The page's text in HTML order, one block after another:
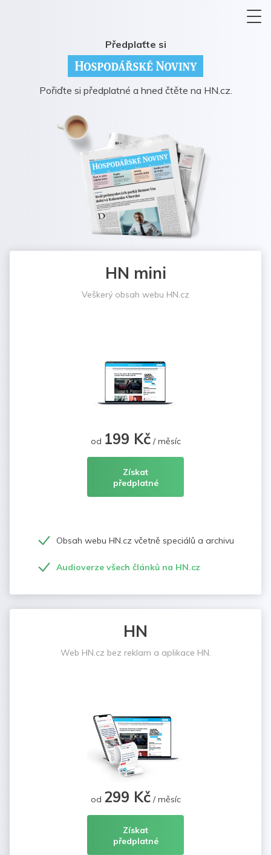
Předplaťte si
Pořiďte si předplatné a hned čtěte na HN.cz.
HN mini
Veškerý obsah webu HN.cz
od 199 Kč/ měsíc
Získat
předplatné
Obsah webu HN.cz včetně speciálů a archivu
Audioverze všech článků na HN.cz
HN
Web HN.cz bez reklam a aplikace HN.
od 299 Kč/ měsíc
Získat
předplatné